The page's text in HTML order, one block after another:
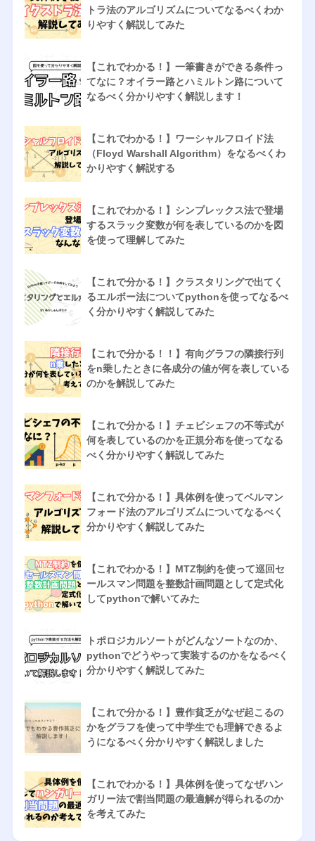
トラ法のアルゴリズムについてなるべくわか
りやすく解説してみた
【これでわかる！】一筆書きができる条件っ
てなに？オイラー路とハミルトン路について
なるべく分かりやすく解説します！
【これでわかる！】ワーシャルフロイド法
（Floyd Warshall Algorithm）をなるべくわ
かりやすく解説する
【これでわかる！】シンプレックス法で登場
するスラック変数が何を表しているのかを図
を使って理解してみた
【これで分かる！】クラスタリングで出てく
るエルボー法についてpythonを使ってなるべ
く分かりやすく解説してみた
【これで分かる！！】有向グラフの隣接行列
をn乗したときに各成分の値が何を表している
のかを解説してみた
【これで分かる！】チェビシェフの不等式が
何を表しているのかを正規分布を使ってなる
べく分かりやすく解説してみた
【これで分かる！】具体例を使ってベルマン
フォード法のアルゴリズムについてなるべく
分かりやすく解説してみた
【これでわかる！】MTZ制約を使って巡回セ
ールスマン問題を整数計画問題として定式化
してpythonで解いてみた
トポロジカルソートがどんなソートなのか、
pythonでどうやって実装するのかをなるべく
分かりやすく解説してみた
【これで分かる！】豊作貧乏がなぜ起こるの
かをグラフを使って中学生でも理解できるよ
うになるべく分かりやすく解説しました
【これでわかる！】具体例を使ってなぜハン
ガリー法で割当問題の最適解が得られるのか
を考えてみた